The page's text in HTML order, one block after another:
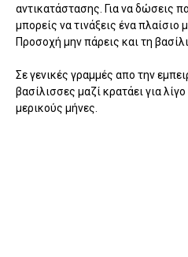
αντικατάστασης. Για να δώσεις
μπορείς να τινάξεις ένα πλαίσιο
Προσοχή μην πάρεις και τη
Σε γενικές γραμμές απο την
βασίλισσες μαζί κρατάει για
μερικούς μήνες.